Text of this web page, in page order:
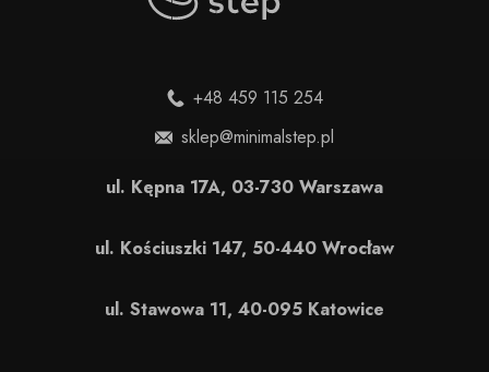
+48 459 115 254
sklep@minimalstep.pl
ul. Kępna 17A, 03-730 Warszawa
ul. Kościuszki 147, 50-440 Wrocław
ul. Stawowa 11, 40-095 Katowice